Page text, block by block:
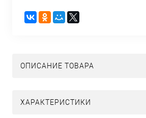
ОПИСАНИЕ ТОВАРА
ХАРАКТЕРИСТИКИ